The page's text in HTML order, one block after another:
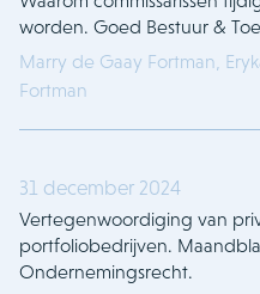
worden. Goed Bestuur &
Marry de Gaay Fortman,
Fortman
31 december 2024
Vertegenwoordiging van
portfoliobedrijven.
Ondernemingsrecht.